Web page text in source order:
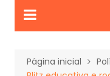
Página inicial